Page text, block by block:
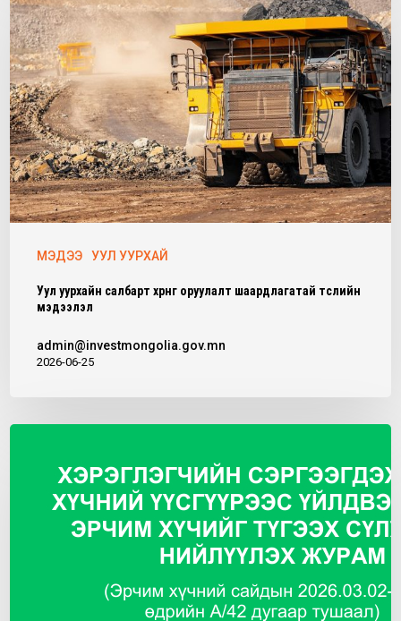
МЭДЭЭ УУЛ УУРХАЙ
Уул уурхайн салбарт хөрөнгө оруулалт шаардлагатай төслийн
мэдээлэл
admin@investmongolia.gov.mn
2026-06-25